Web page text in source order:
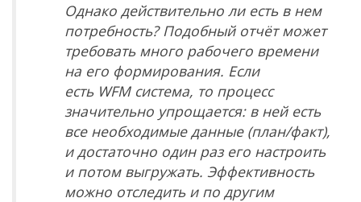
Однако действительно ли есть в нем
потребность? Подобный отчёт может
требовать много рабочего времени
на его формирования. Если
есть WFM система, то процесс
значительно упрощается: в ней есть
все необходимые данные (план/факт),
и достаточно один раз его настроить
и потом выгружать. Эффективность
можно отследить и по другим